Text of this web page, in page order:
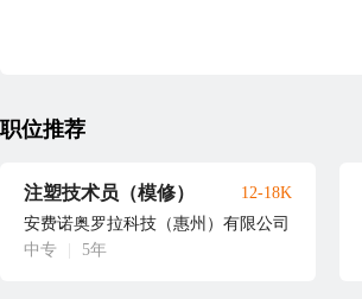
职位推荐
注塑技术员（模修）
安费诺奥罗拉科技（惠州）有限公司
中专
5年
12-18K